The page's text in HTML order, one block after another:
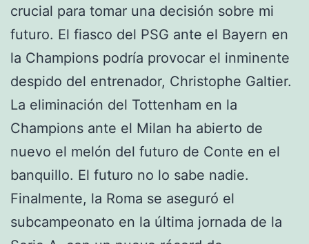
crucial para tomar una decisión sobre mi
futuro. El fiasco del PSG ante el Bayern en
la Champions podría provocar el inminente
despido del entrenador, Christophe Galtier.
La eliminación del Tottenham en la
Champions ante el Milan ha abierto de
nuevo el melón del futuro de Conte en el
banquillo. El futuro no lo sabe nadie.
Finalmente, la Roma se aseguró el
subcampeonato en la última jornada de la